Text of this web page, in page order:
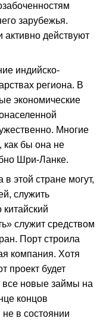
зарубежья.
активно действуют
индийско-
региона. В
экономические
Многие
как бы она не
Шри-Ланке.
этой стране могут,
служить
служит средством
Порт строила
компания. Хотя
проект будет
новые займы на
концов
в состоянии